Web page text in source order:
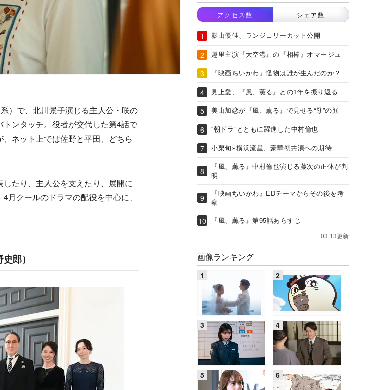
）で、北川景子演じる主人公・咲の
ンタッチ。役者が交代した第4話で
ネット上では佐野と平田、どちら
たり、主人公を支えたり、展開に
クールのドラマの配役を中心に、
郎）
アクセス数 シェア数
影山優佳、ランジェリーカット公開
趣里主演『大空港』の『相棒』オマージュ
『映画ちいかわ』怪物は誰が生んだのか？
見上愛、『風、薫る』との1年を振り返る
美山加恋が『風、薫る』で見せる“母”の顔
“朝ドラ”とともに躍進した中村倫也
小栗旬×横浜流星、豪華初共演への期待
『風、薫る』中村倫也演じる藤次の正体が判
明
『映画ちいかわ』EDテーマからその後を考
察
『風、薫る』第95話あらすじ
03:13更新
画像ランキング